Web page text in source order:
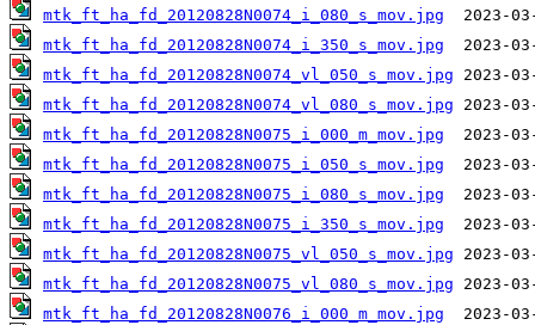
mtk_ft_ha_fd_20120828N0074_i_080_s_mov.jpg
mtk_ft_ha_fd_20120828N0074_i_350_s_mov.jpg
mtk_ft_ha_fd_20120828N0074_vl_050_s_mov.jpg
mtk_ft_ha_fd_20120828N0074_vl_080_s_mov.jpg
mtk_ft_ha_fd_20120828N0075_i_000_m_mov.jpg
mtk_ft_ha_fd_20120828N0075_i_050_s_mov.jpg
mtk_ft_ha_fd_20120828N0075_i_080_s_mov.jpg
mtk_ft_ha_fd_20120828N0075_i_350_s_mov.jpg
mtk_ft_ha_fd_20120828N0075_vl_050_s_mov.jpg
mtk_ft_ha_fd_20120828N0075_vl_080_s_mov.jpg
mtk_ft_ha_fd_20120828N0076_i_000_m_mov.jpg